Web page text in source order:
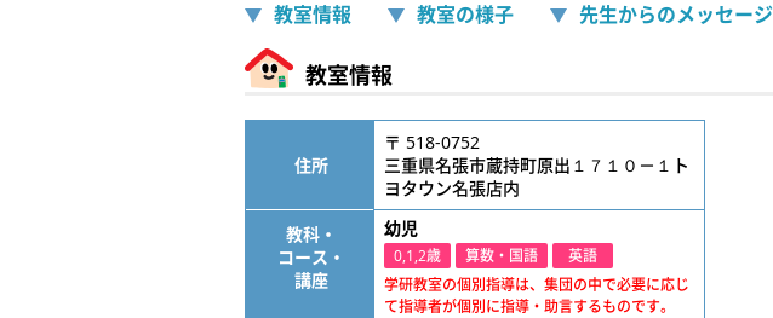
教室情報 教室の様子 先生からのメッセージ
教室情報
住所
〒 518-0752
三重県名張市蔵持町原出１７１０－１ト
ヨタウン名張店内
教科・
コース・
講座
幼児
0,1,2歳 算数・国語
英語
学研教室の個別指導は、集団の中で必要に応じ
て指導者が個別に指導・助言するものです。